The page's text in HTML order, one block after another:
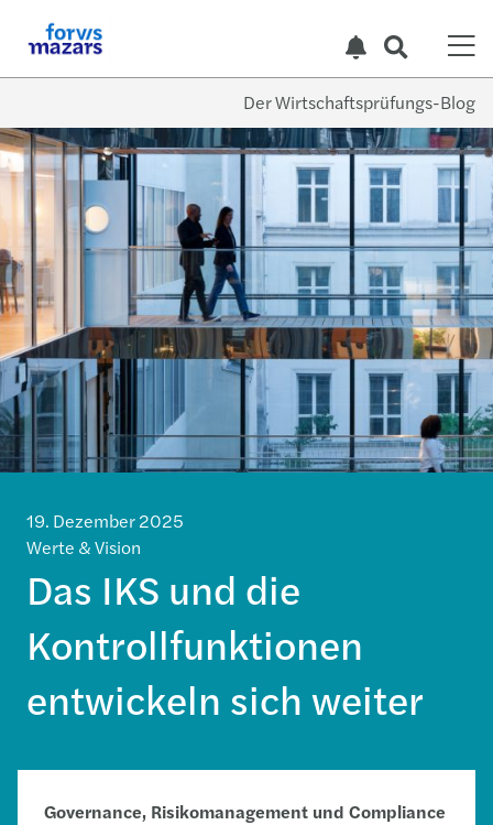
Der Wirtschaftsprüfungs-Blog
Das IKS und die
Kontrollfunktionen
entwickeln sich weiter
Werte & Vision
19. Dezember 2025
Governance, Risikomanagement und Compliance